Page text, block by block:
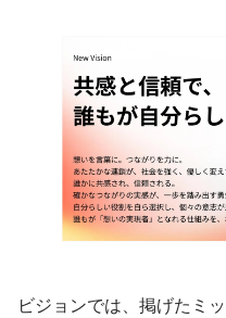
ビジョンでは、掲げたミ